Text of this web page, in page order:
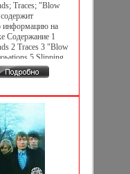
Лицензионные
2006 г Альбом
Traces; "Blow
информацию на
Содержание 1
2 Traces 3 "Blow
5 Slipping
Паулин
Oliveros.